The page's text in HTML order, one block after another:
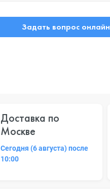
Задать вопрос онлайн
Доставка по
Москве
Сегодня (6 августа) после
10:00